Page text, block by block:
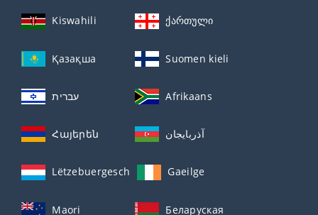
Kiswahili ქართული
Қазақша Suomen kieli
עברית Afrikaans
Հայերեն آذربايجان
Lëtzebuergesch Gaeilge
Maori Беларуская